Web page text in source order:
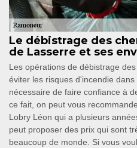
Le débistrage des
de Lasserre et ses
Les opérations de débistrage
éviter les risques d'incendie
nécessaire de faire confiance à
ce fait, on peut vous
Lobry Léon qui a plusieurs
peut proposer des prix qui sont
beaucoup de monde. Si vous